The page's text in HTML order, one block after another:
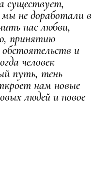
существует,
не доработали в
нас любви,
принятию
и
человек
путь, тень
нам новые
людей и новое